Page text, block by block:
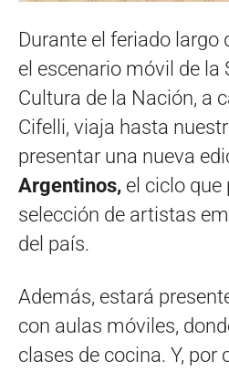
Durante el feriado largo
el escenario móvil de la
Cultura de la Nación, a
Cifelli, viaja hasta
presentar una nueva
Argentinos, el ciclo que
selección de artistas
del país.
Además, estará
con aulas móviles,
clases de cocina. Y, por